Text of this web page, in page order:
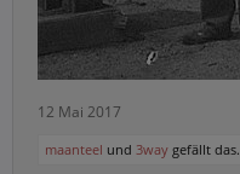
12 Mai 2017
maanteel und 3way gefällt das.